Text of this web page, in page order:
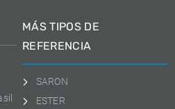
MÁS TIPOS DE
REFERENCIA
SARON
ESTER